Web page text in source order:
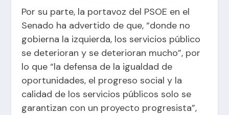
Por su parte, la portavoz del PSOE en el
Senado ha advertido de que, “donde no
gobierna la izquierda, los servicios público
se deterioran y se deterioran mucho”, por
lo que “la defensa de la igualdad de
oportunidades, el progreso social y la
calidad de los servicios públicos solo se
garantizan con un proyecto progresista”,